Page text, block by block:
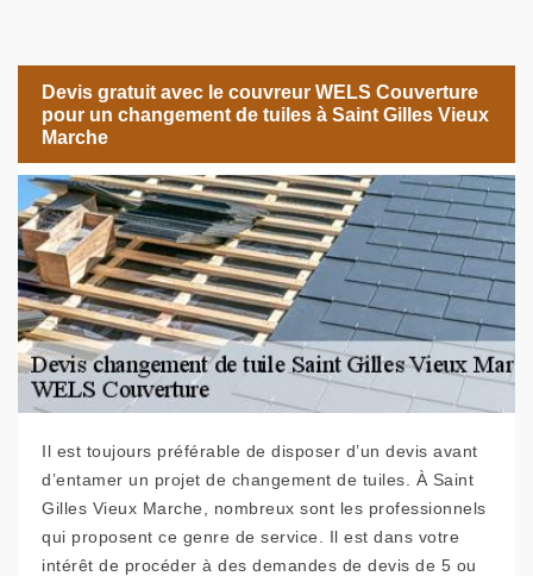
Devis gratuit avec le couvreur WELS Couverture
pour un changement de tuiles à Saint Gilles Vieux
Marche
Il est toujours préférable de disposer d’un devis avant
d’entamer un projet de changement de tuiles. À Saint
Gilles Vieux Marche, nombreux sont les professionnels
qui proposent ce genre de service. Il est dans votre
intérêt de procéder à des demandes de devis de 5 ou